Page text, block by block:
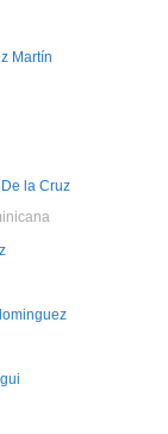
Martín
la Cruz